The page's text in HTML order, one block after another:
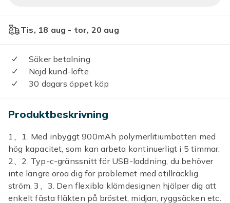
Tis, 18 aug - tor, 20 aug
Säker betalning
Nöjd kund-löfte
30 dagars öppet köp
Produktbeskrivning
1、1. Med inbyggt 900mAh polymerlitiumbatteri med
hög kapacitet, som kan arbeta kontinuerligt i 5 timmar.
2、2. Typ-c-gränssnitt för USB-laddning, du behöver
inte längre oroa dig för problemet med otillräcklig
ström. 3、3. Den flexibla klämdesignen hjälper dig att
enkelt fästa fläkten på bröstet, midjan, ryggsäcken etc.